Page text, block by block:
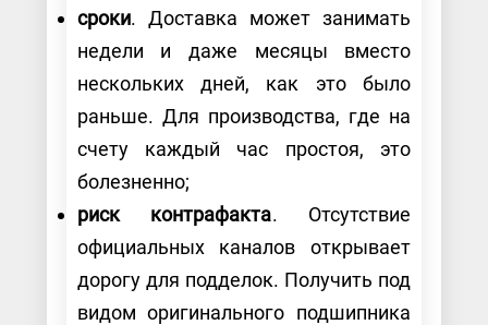
сроки. Доставка может занимать
недели и даже месяцы вместо
нескольких дней, как это было
раньше. Для производства, где на
счету каждый час простоя, это
болезненно;
риск контрафакта. Отсутствие
официальных каналов открывает
дорогу для подделок. Получить под
видом оригинального подшипника